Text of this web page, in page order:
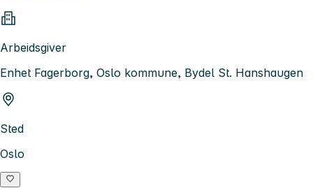
Arbeidsgiver
Enhet Fagerborg, Oslo kommune, Bydel St. Hanshaugen
Sted
Oslo